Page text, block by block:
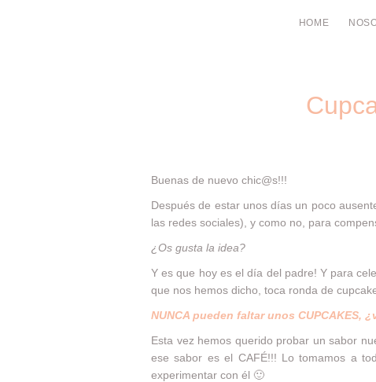
HOME
Buenas de nuevo chic@s!!!
Después de estar unos días un poco
las redes sociales), y como no, para
¿Os gusta la idea?
Y es que hoy es el día del padre! Y para
que nos hemos dicho, toca ronda de
NUNCA pueden faltar unos CUPCAKES,
Esta vez hemos querido probar un sabor
ese sabor es el CAFÉ!!! Lo tomamos a
experimentar con él 🙂